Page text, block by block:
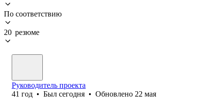
По соответствию
20 резюме
Руководитель проекта
41 год • Был сегодня • Обновлено 22 мая